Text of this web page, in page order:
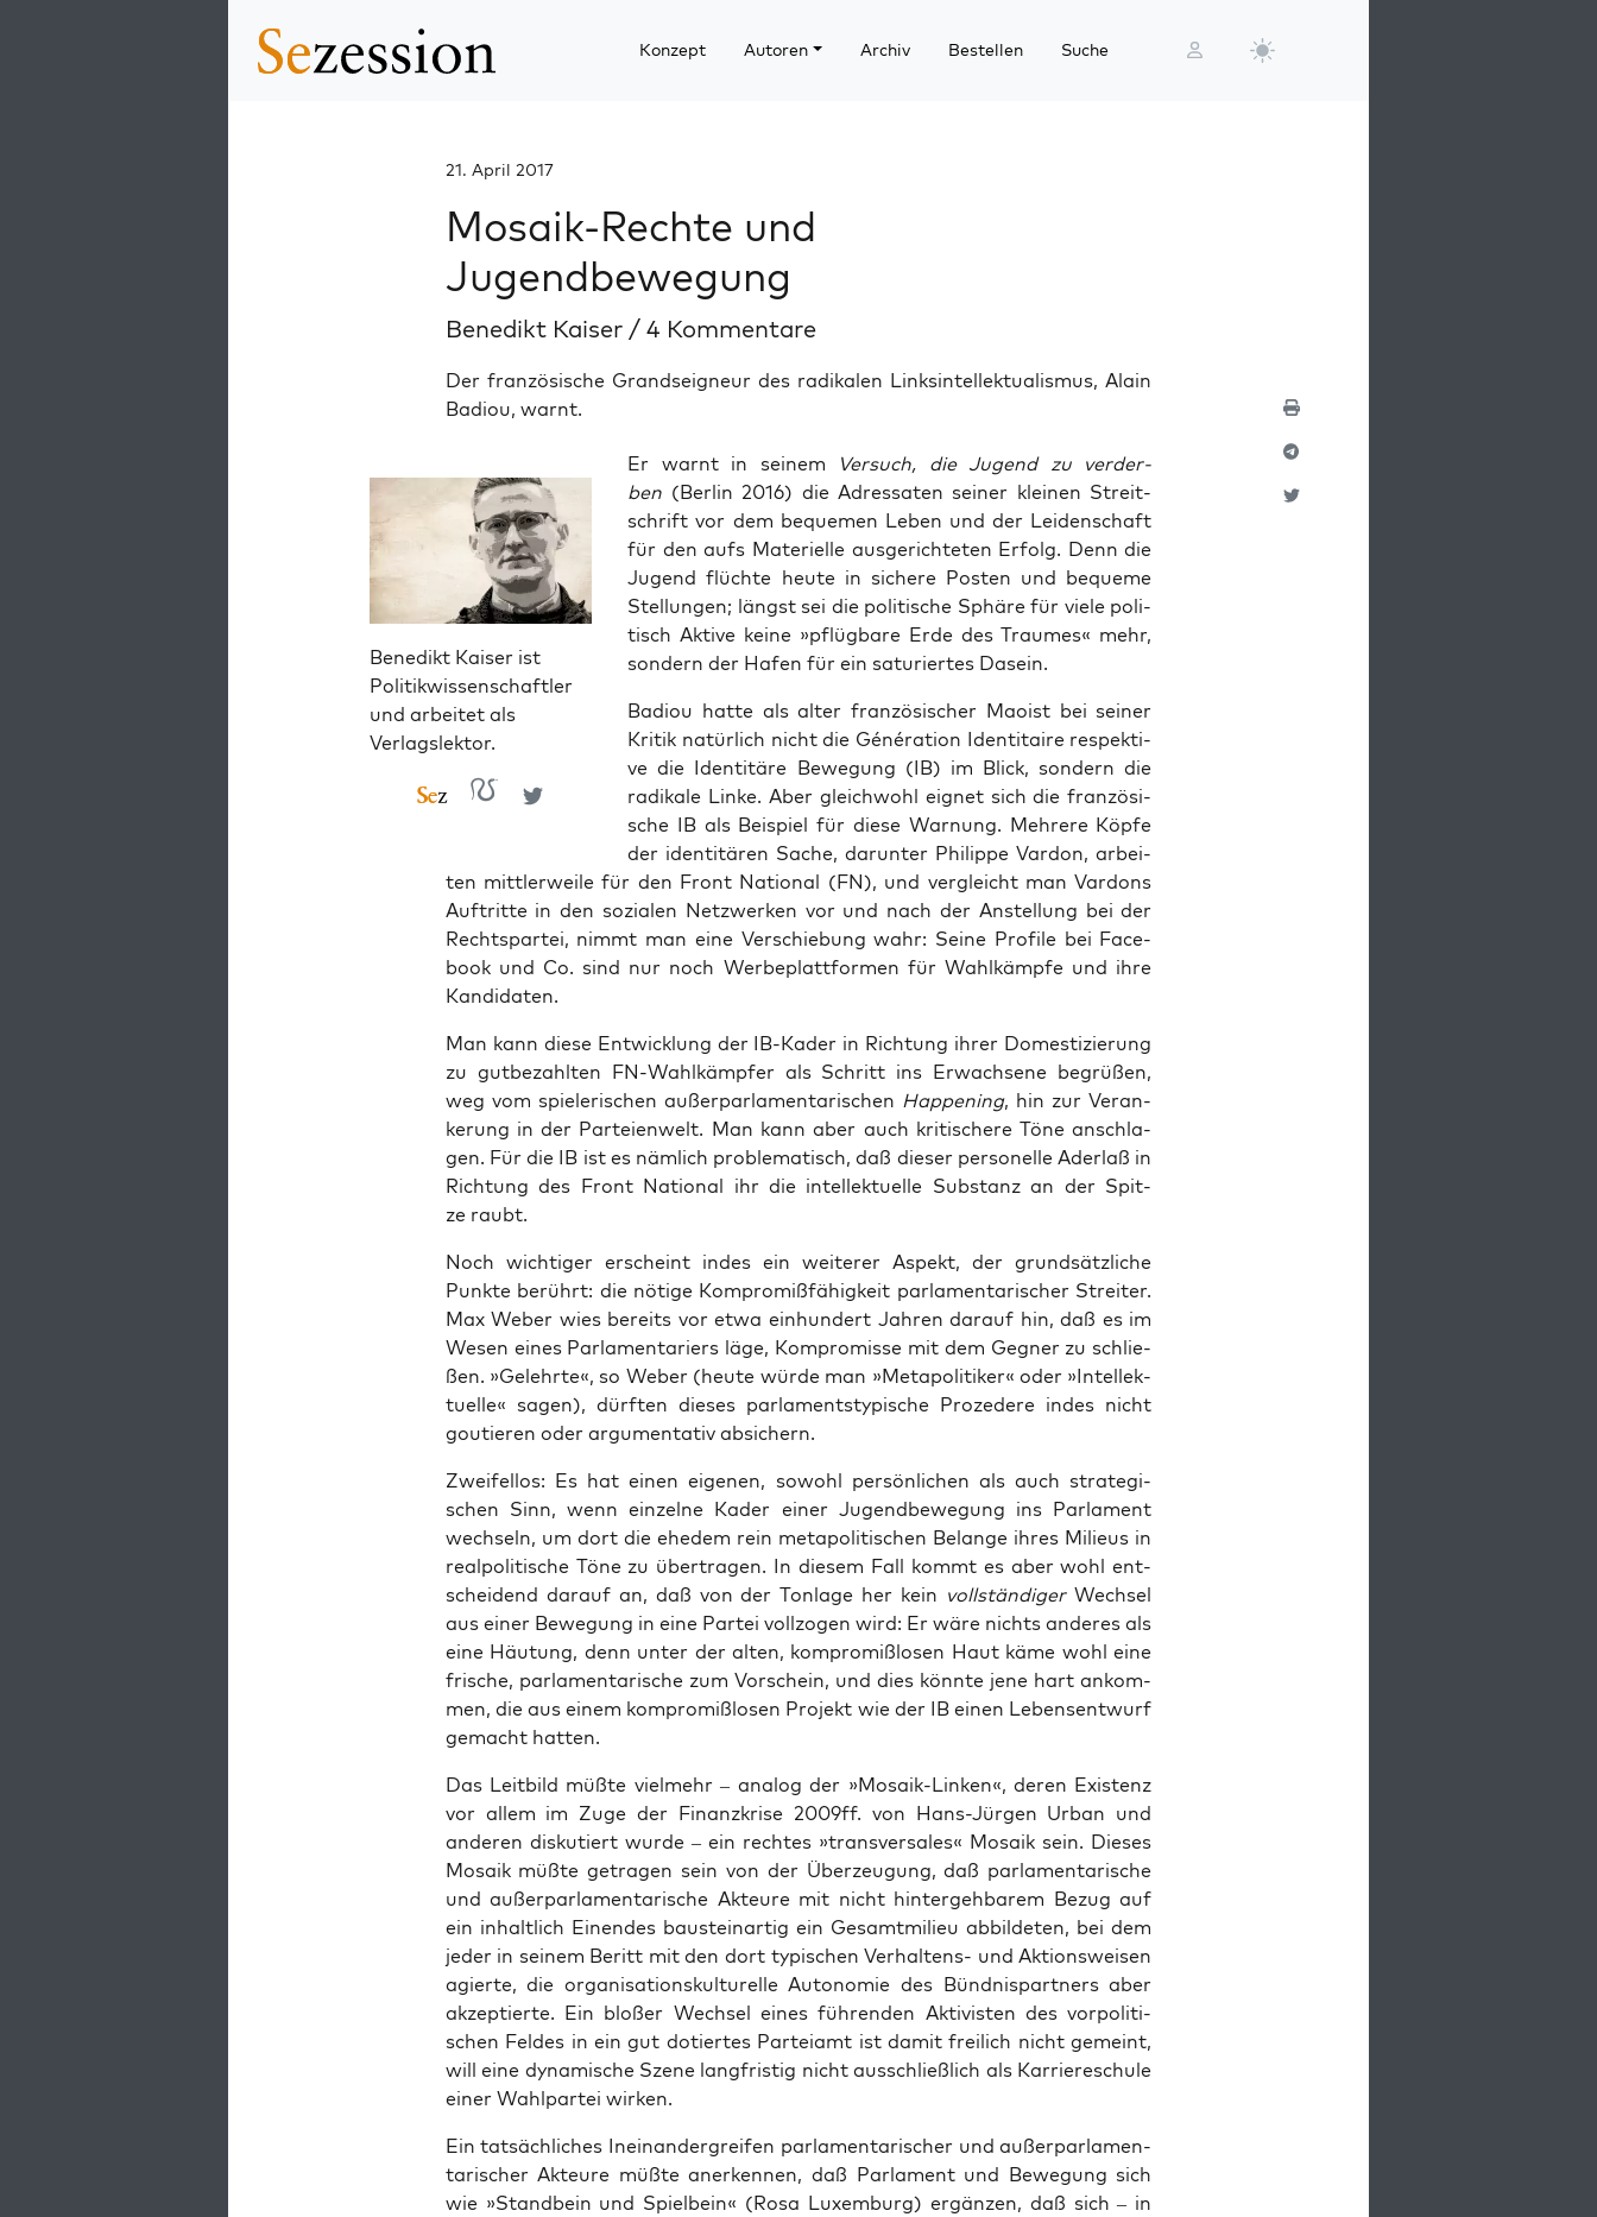
Konzept Autoren Archiv Bestellen Suche
21. April 2017
Mosaik-Rechte und
Jugendbewegung
Benedikt Kaiser / 4 Kommentare
Der französische Grandseigneur des radikalen Linksintellektualismus, Alain
Badiou, warnt.
Benedikt Kaiser ist
Politikwissenschaftler
und arbeitet als
Verlagslektor.
Er warnt in sei­nem
Ver­such, die Jugend zu ver­der­
ben (Ber­lin 2016) die Adres­sa­ten sei­ner klei­nen Streit­
schrift vor dem beque­men Leben und der Lei­den­schaft
für den aufs Mate­ri­el­le aus­ge­rich­te­ten Erfolg. Denn die
Jugend flüch­te heu­te in siche­re Pos­ten und beque­me
Stel­lun­gen; längst sei die poli­ti­sche Sphä­re für vie­le poli­
tisch Akti­ve kei­ne »pflüg­ba­re Erde des Trau­mes« mehr,
son­dern der Hafen für ein satu­rier­tes Dasein.
Badiou hat­te als alter fran­zö­si­scher Mao­ist bei sei­ner
Kri­tik natür­lich nicht die Géné­ra­ti­on Iden­ti­taire respek­ti­
ve die Iden­ti­tä­re Bewe­gung (IB) im Blick, son­dern die
radi­ka­le Lin­ke. Aber gleich­wohl eig­net sich die fran­zö­si­
sche IB als Bei­spiel für die­se War­nung. Meh­re­re Köp­fe
der iden­ti­tä­ren Sache, dar­un­ter Phil­ip­pe Var­don, arbei­
ten mitt­ler­wei­le für den Front Natio­nal (FN), und ver­gleicht man Var­dons
Auf­trit­te in den sozia­len Netz­wer­ken vor und nach der Anstel­lung bei der
Rechts­par­tei, nimmt man eine Ver­schie­bung wahr: Sei­ne Pro­fi­le bei Face­
book und Co. sind nur noch Wer­be­platt­for­men für Wahl­kämp­fe und ihre
Kandidaten.
Man kann die­se Ent­wick­lung der IB-Kader in Rich­tung ihrer Domes­ti­zie­rung
zu gut­be­zahl­ten FN-Wahl­kämp­fer als Schritt ins Erwach­se­ne begrü­ßen,
weg vom spie­le­ri­schen außer­par­la­men­ta­ri­schen Hap­pe­ning, hin zur Ver­an­
ke­rung in der Par­tei­en­welt. Man kann aber auch kri­ti­sche­re Töne anschla­
gen. Für die IB ist es näm­lich pro­ble­ma­tisch, daß die­ser per­so­nel­le Ader­laß in
Rich­tung des Front Natio­nal ihr die intel­lek­tu­el­le Sub­stanz an der Spit­
ze raubt.
Noch wich­ti­ger erscheint indes ein wei­te­rer Aspekt, der grund­sätz­li­che
Punk­te berührt: die nöti­ge Kom­pro­miß­fä­hig­keit par­la­men­ta­ri­scher Strei­ter.
Max Weber wies bereits vor etwa ein­hun­dert Jah­ren dar­auf hin, daß es im
Wesen eines Par­la­men­ta­ri­ers läge, Kom­pro­mis­se mit dem Geg­ner zu schlie­
ßen. »Gelehr­te«, so Weber (heu­te wür­de man »Meta­po­li­ti­ker« oder »Intel­lek­
tu­el­le« sagen), dürf­ten die­ses parlaments­typische Pro­ze­de­re indes nicht
gou­tie­ren oder argu­men­ta­tiv absichern.
Zwei­fel­los: Es hat einen eige­nen, sowohl per­sön­li­chen als auch stra­te­gi­
schen Sinn, wenn ein­zel­ne Kader einer Jugend­be­we­gung ins Par­la­ment
wech­seln, um dort die ehe­dem rein meta­po­li­ti­schen Belan­ge ihres Milieus in
real­po­li­ti­sche Töne zu über­tra­gen. In die­sem Fall kommt es aber wohl ent­
schei­dend dar­auf an, daß von der Ton­la­ge her kein voll­stän­di­gerWech­sel
aus einer Bewe­gung in eine Par­tei voll­zo­gen wird: Er wäre nichts ande­res als
eine Häu­tung, denn unter der alten, kom­pro­miß­lo­sen Haut käme wohl eine
fri­sche, par­la­men­ta­ri­sche zum Vor­schein, und dies könn­te jene hart ankom­
men, die aus einem kom­pro­miß­lo­sen Pro­jekt wie der IB einen Lebens­ent­wurf
gemacht hatten.
Das Leit­bild müß­te viel­mehr – ana­log der »Mosa­ik-Lin­ken«, deren Exis­tenz
vor allem im Zuge der Finanz­kri­se 2009ff. von Hans-Jür­gen Urban und
ande­ren dis­ku­tiert wur­de – ein rech­tes »trans­ver­sa­les« Mosa­ik sein. Die­ses
Mosa­ik müß­te getra­gen sein von der Über­zeu­gung, daß par­la­men­ta­ri­sche
und außer­par­la­men­ta­ri­sche Akteu­re mit nicht hin­ter­geh­ba­rem Bezug auf
ein inhalt­lich Einen­des bau­stein­ar­tig ein Gesamt­mi­lieu abbil­de­ten, bei dem
jeder in sei­nem Beritt mit den dort typi­schen Ver­hal­tens- und Akti­ons­wei­sen
agier­te, die orga­ni­sa­ti­ons­kul­tu­rel­le Auto­no­mie des Bünd­nis­part­ners aber
akzep­tier­te. Ein blo­ßer Wech­sel eines füh­ren­den Akti­vis­ten des vor­po­li­ti­
schen Fel­des in ein gut dotier­tes Par­tei­amt ist damit frei­lich nicht gemeint,
will eine dyna­mi­sche Sze­ne lang­fris­tig nicht aus­schließ­lich als Kar­rie­re­schu­le
einer Wahl­par­tei wirken.
Ein tat­säch­li­ches Inein­an­der­grei­fen par­la­men­ta­ri­scher und außer­par­la­men­
ta­ri­scher Akteu­re müß­te aner­ken­nen, daß Par­la­ment und Bewe­gung sich
wie »Stand­bein und Spiel­bein« (Rosa Luxem­burg) ergän­zen, daß sich – in